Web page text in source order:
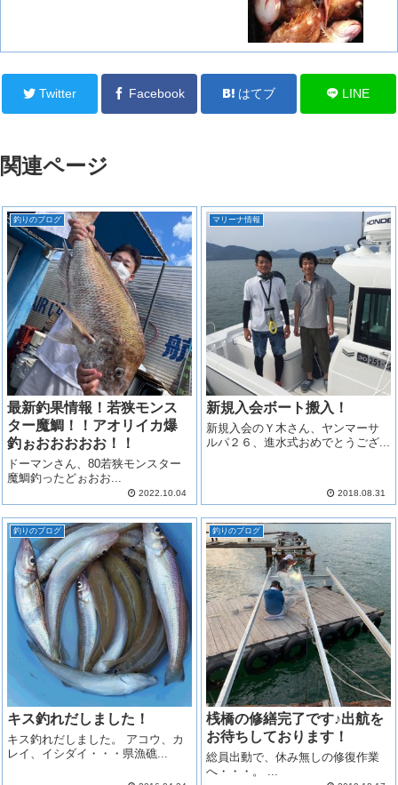
Twitter Facebook はてブ LINE
関連ページ
釣りのブログ
最新釣果情報！若狭モンス
ター魔鯛！！アオリイカ爆
釣ぉおおおおお！！
ドーマンさん、80若狭モンスター
魔鯛釣ったどぉおお...
2022.10.04
マリーナ情報
新規入会ボート搬入！
新規入会のＹ木さん、ヤンマーサ
ルパ２６、進水式おめでとうござ...
2018.08.31
釣りのブログ
キス釣れだしました！
キス釣れだしました。 アコウ、カ
レイ、イシダイ・・・県漁礁...
釣りのブログ
桟橋の修繕完了です♪出航を
お待ちしております！
総員出動で、休み無しの修復作業
へ・・・。 ...